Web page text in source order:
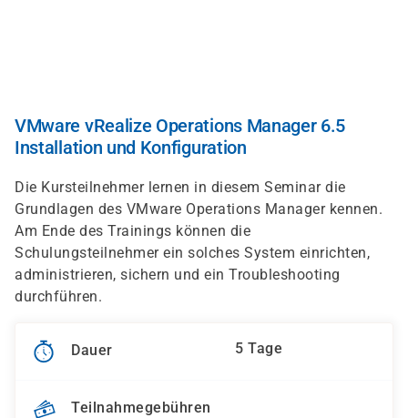
VMware vRealize Operations Manager 6.5
Installation und Konfiguration
Die Kursteilnehmer lernen in diesem Seminar die
Grundlagen des VMware Operations Manager kennen.
Am Ende des Trainings können die
Schulungsteilnehmer ein solches System einrichten,
administrieren, sichern und ein Troubleshooting
durchführen.
Dauer 5 Tage
Teilnahmegebühren